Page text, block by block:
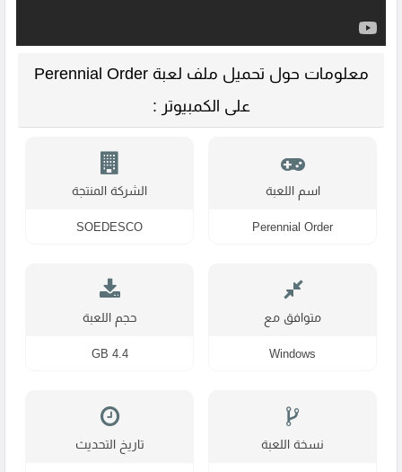
معلومات حول تحميل ملف لعبة Perennial Order
على الكمبيوتر :
اسم اللعبة
Perennial Order
الشركة المنتجة
SOEDESCO
متوافق مع
Windows
حجم اللعبة
4.4 GB
نسخة اللعبة تاريخ التحديث